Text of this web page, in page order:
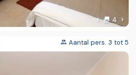
Vorige foto
4
Aantal pers. 3 tot 5